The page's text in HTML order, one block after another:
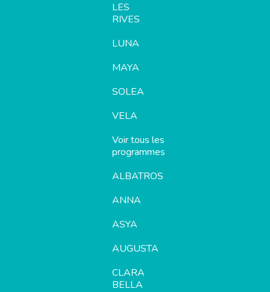
LES
RIVES
LUNA
MAYA
SOLEA
VELA
Voir tous les
programmes
ALBATROS
ANNA
ASYA
AUGUSTA
CLARA
BELLA